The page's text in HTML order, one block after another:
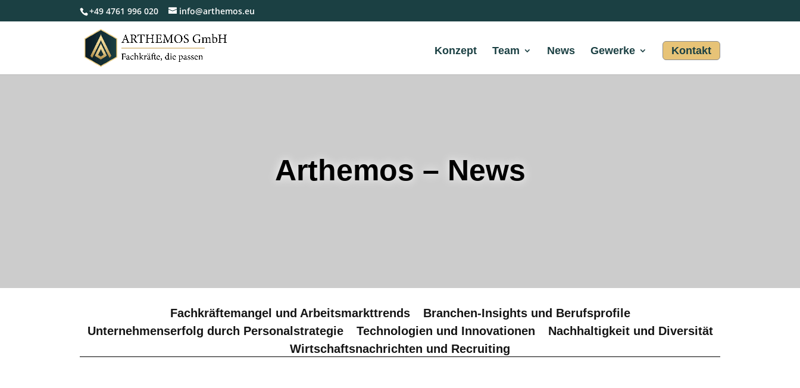
+49 4761 996 020 info@arthemos.eu
Konzept Team News Gewerke Kontakt
Arthemos – News
Fachkräftemangel und Arbeitsmarkttrends
Branchen-Insights und Berufsprofile
Unternehmenserfolg durch Personalstrategie
Technologien und Innovationen
Nachhaltigkeit und Diversität
Wirtschaftsnachrichten und Recruiting